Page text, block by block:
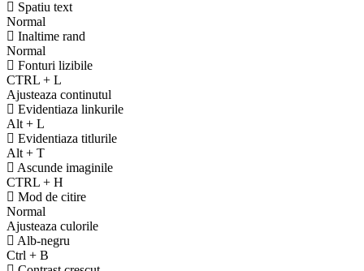
Spatiu text
Normal
Inaltime rand
Normal
Fonturi lizibile
CTRL + L
Ajusteaza continutul
Evidentiaza linkurile
Alt + L
Evidentiaza titlurile
Alt + T
Ascunde imaginile
CTRL + H
Mod de citire
Normal
Ajusteaza culorile
Alb-negru
Ctrl + B